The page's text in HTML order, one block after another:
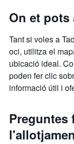
On et
Tant si voles a
oci, utilitza el
ubicació ideal.
poden fer clic
informació útil i
Preguntes